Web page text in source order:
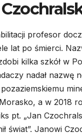
profesor
lat po śmierci.
kilka szkół w
nadał nazwę
a w 2018
pt. „Jan
świat”. Janowi